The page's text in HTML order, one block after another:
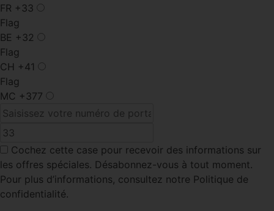
FR +33
Flag
BE +32
Flag
CH +41
Flag
MC +377
Cochez cette case pour recevoir des informations sur
les offres spéciales. Désabonnez-vous à tout moment.
Pour plus d’informations, consultez notre Politique de
confidentialité.